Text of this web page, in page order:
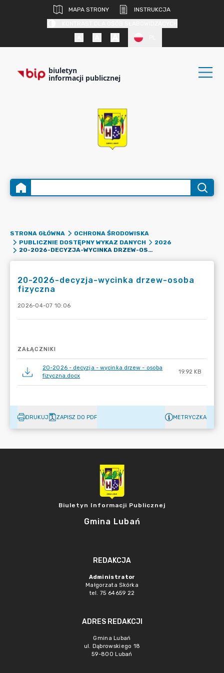
MAPA STRONY
INSTRUKCJA
biuletyn
informacji publicznej
STRONA GŁÓWNA
OCHRONA ŚRODOWISKA
PUBLICZNIE DOSTĘPNY WYKAZ DANYCH
2026
20-2026-DECYZJA-WYCINKA DRZEW-OSOBA FIZYCZNA
20-2026-decyzja-wycinka drzew-osoba
fizyczna
2026-04-07 10:06
ZAŁĄCZNIKI
20-2026 - decyzja - wycinka drzew - osoba
fizyczna.docx
19.92 KB
DRUKUJ ZAPISZ DO PDF METRYCZKA
Biuletyn Informacji Publicznej
Gmina Lubań
REDAKCJA
Administrator
Małgorzata Skórka
tel. 75 64659 22
ADRES REDAKCJI
Gmina Lubań
ul. Dąbrowskiego 18
59-800 Lubań